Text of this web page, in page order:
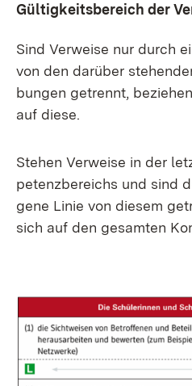
Gül­tig­keits­be­reich der
Sind Ver­wei­se nur durch
von den dar­über
bun­gen ge­trennt,
auf die­se.
Ste­hen Ver­wei­se in der
pe­tenz­be­reichs und sind
ge­ne Li­nie von die­sem
sich auf den ge­sam­ten